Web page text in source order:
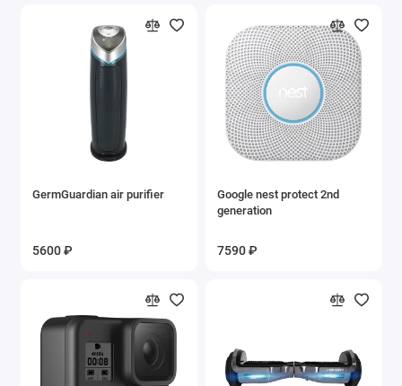
GermGuardian air purifier
5600 ₽
Google nest protect 2nd
generation
7590 ₽